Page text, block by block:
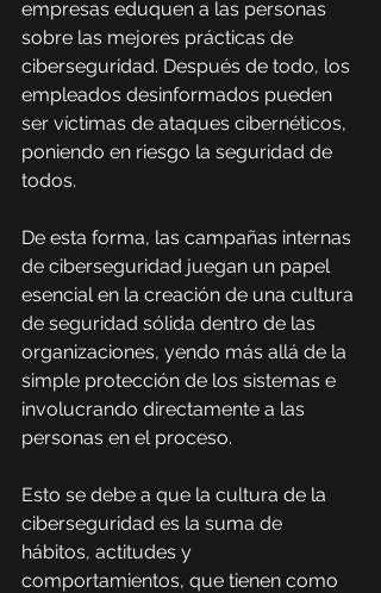
empresas eduquen a las personas
sobre las mejores prácticas de
ciberseguridad. Después de todo, los
empleados desinformados pueden
ser víctimas de ataques cibernéticos,
poniendo en riesgo la seguridad de
todos.
De esta forma, las campañas internas
de ciberseguridad juegan un papel
esencial en la creación de una cultura
de seguridad sólida dentro de las
organizaciones, yendo más allá de la
simple protección de los sistemas e
involucrando directamente a las
personas en el proceso.
Esto se debe a que la cultura de la
ciberseguridad es la suma de
hábitos, actitudes y
comportamientos, que tienen como